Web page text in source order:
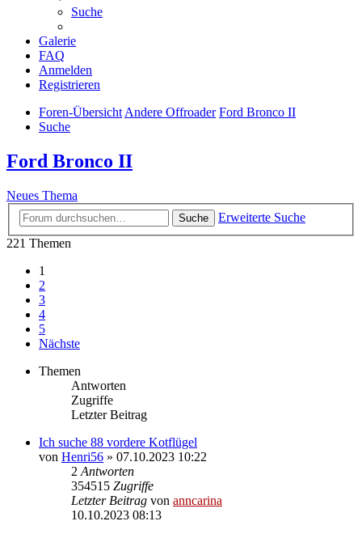
Suche
Galerie
FAQ
Anmelden
Registrieren
Foren-ÜbersichtAndere Offroader Ford Bronco II
Suche
Ford Bronco II
Neues Thema
Suche
Erweiterte Suche
221 Themen
1
2
3
4
5
Nächste
Themen
Antworten
Zugriffe
Letzter Beitrag
Ich suche 88 vordere Kotflügel
von Henri56 » 07.10.2023 10:22
2 Antworten
354515 Zugriffe
Letzter Beitrag von anncarina
10.10.2023 08:13